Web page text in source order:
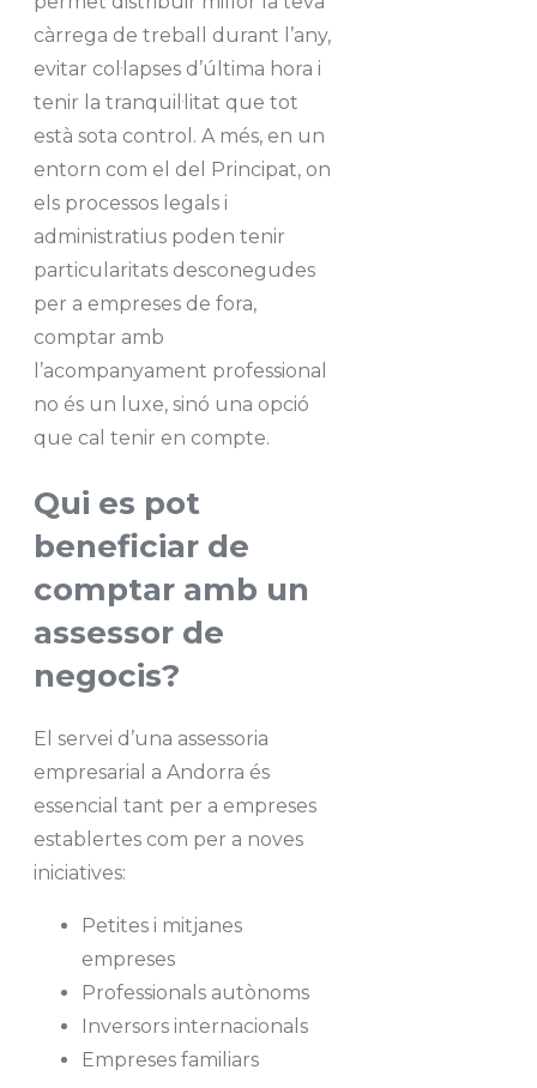
càrrega de treball durant l’any,
evitar col·lapses d’última hora i
tenir la tranquil·litat que tot
està sota control. A més, en un
entorn com el del Principat, on
els processos legals i
administratius poden tenir
particularitats desconegudes
per a empreses de fora,
comptar amb
l’acompanyament professional
no és un luxe, sinó una opció
que cal tenir en compte.
Qui es pot
beneficiar de
comptar amb un
assessor de
negocis?
El servei d’una assessoria
empresarial a Andorra és
essencial tant per a empreses
establertes com per a noves
iniciatives:
Petites i mitjanes
empreses
Professionals autònoms
Inversors internacionals
Empreses familiars